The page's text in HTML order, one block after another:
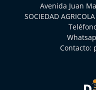
Avenida Juan
SOCIEDAD
Contacto: